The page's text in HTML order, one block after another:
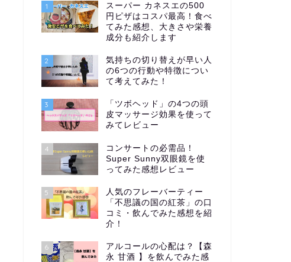
1
スーパー カネスエの500
円ピザはコスパ最高！食べ
てみた感想、大きさや栄養
成分も紹介します
2
気持ちの切り替えが早い人
の6つの行動や特徴につい
て考えてみた！
3
「ツボヘッド」の4つの頭
皮マッサージ効果を使って
みてレビュー
4
コンサートの必需品！
Super Sunny双眼鏡を使
ってみた感想レビュー
5
人気のフレーバーティー
「不思議の国の紅茶」の口
コミ・飲んでみた感想を紹
介！
6
アルコールの心配は？【森
永 甘酒 】を飲んでみた感